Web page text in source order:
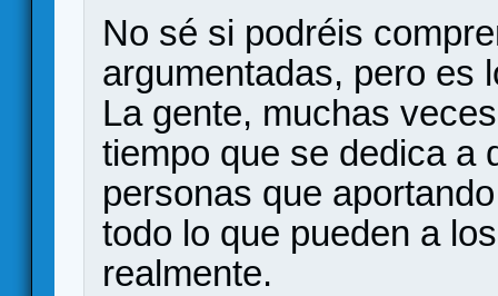
No sé si podréis
argumentadas, pero es
La gente, muchas
tiempo que se dedica a
personas que
todo lo que pueden a
realmente.